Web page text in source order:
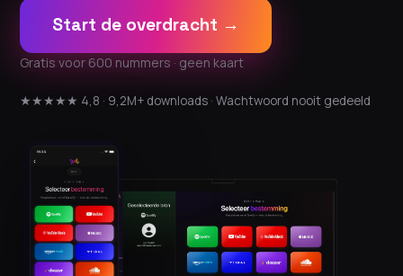
Start de overdracht →
Gratis voor 600 nummers · geen kaart
★★★★★ 4,8 · 9,2M+ downloads · Wachtwoord nooit gedeeld